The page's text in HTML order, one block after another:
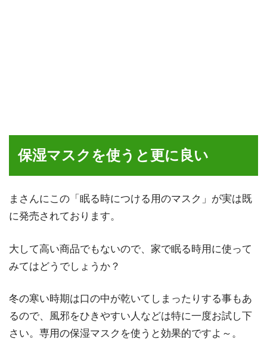
保湿マスクを使うと更に良い
まさんにこの「眠る時につける用のマスク」が実は既
に発売されております。
大して高い商品でもないので、家で眠る時用に使って
みてはどうでしょうか？
冬の寒い時期は口の中が乾いてしまったりする事もあ
るので、風邪をひきやすい人などは特に一度お試し下
さい。専用の保湿マスクを使うと効果的ですよ～。